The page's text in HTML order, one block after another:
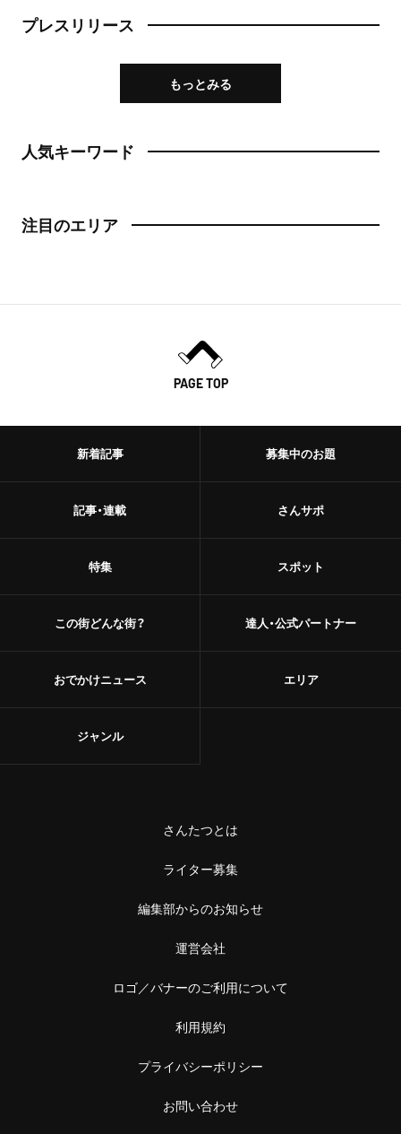
プレスリリース
もっとみる
人気キーワード
注目のエリア
PAGE TOP
新着記事
記事・連載
特集
この街どんな街？
おでかけニュース
募集中のお題
さんサポ
スポット
達人・公式パートナー
エリア
ジャンル
さんたつとは
ライター募集
編集部からのお知らせ
運営会社
ロゴ／バナーのご利用について
利用規約
プライバシーポリシー
お問い合わせ